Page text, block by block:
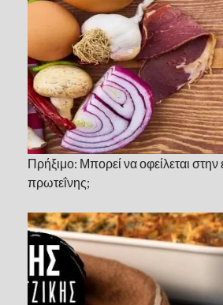
Πρήξιμο: Μπορεί να οφείλεται στην
πρωτεΐνης;